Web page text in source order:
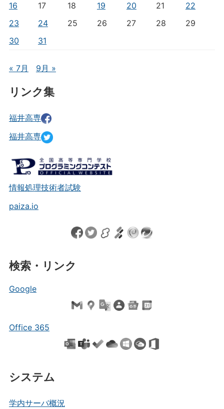
16
17 18 19 20 21
22
23
24 25 26 27 28
29
30
31
« 7月 9月 »
リンク集
福井高専
福井高専
情報処理技術者試験
paiza.io
検索・リンク
Google
Office 365
システム
学内サーバ概況